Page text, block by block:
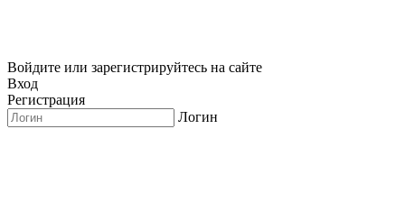
Войдите или зарегистрируйтесь на сайте
Вход
Регистрация
Логин